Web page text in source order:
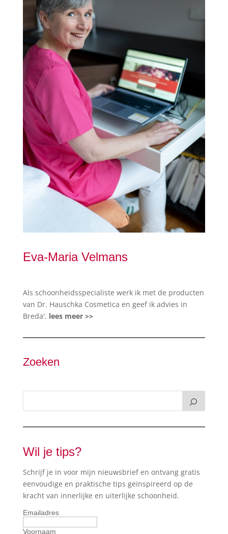
Eva-Maria Velmans
Als schoonheidsspecialiste werk ik met de producten
van Dr. Hauschka Cosmetica en geef ik advies in
Breda'. lees meer >>
Zoeken
Wil je tips?
Schrijf je in voor mijn nieuwsbrief en ontvang gratis
eenvoudige en praktische tips geïnspireerd op de
kracht van innerlijke en uiterlijke schoonheid.
Emailadres
Voornaam